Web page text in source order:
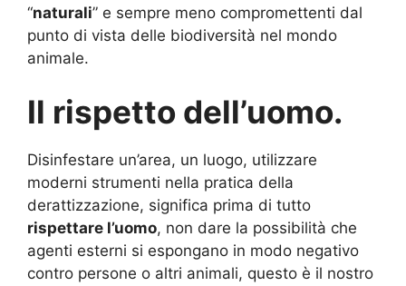
“naturali” e sempre meno compromettenti dal
punto di vista delle biodiversità nel mondo
animale.
Il rispetto dell’uomo.
Disinfestare un’area, un luogo, utilizzare
moderni strumenti nella pratica della
derattizzazione, significa prima di tutto
rispettare l’uomo, non dare la possibilità che
agenti esterni si espongano in modo negativo
contro persone o altri animali, questo è il nostro